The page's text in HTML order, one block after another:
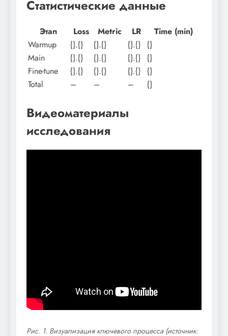
Статистические данные
Этап Loss Metric LR
Time (min)
Warmup
{}.{} {}.{} {}.{} {}
Main
{}.{} {}.{} {}.{} {}
Fine-tune
{}.{} {}.{} {}.{} {}
Total
– – – {}
Видеоматериалы
исследования
Рис. 1. Визуализация ключевого процесса (источник: